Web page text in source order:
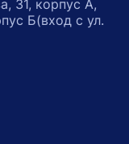
31, корпус А,
Б(вход с ул.